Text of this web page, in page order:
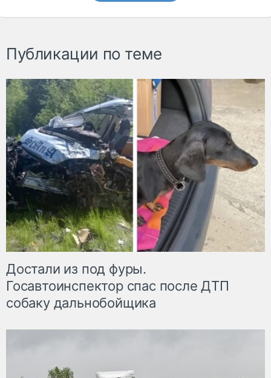
Публикации по теме
Достали из под фуры.
Госавтоинспектор спас после ДТП
собаку дальнобойщика